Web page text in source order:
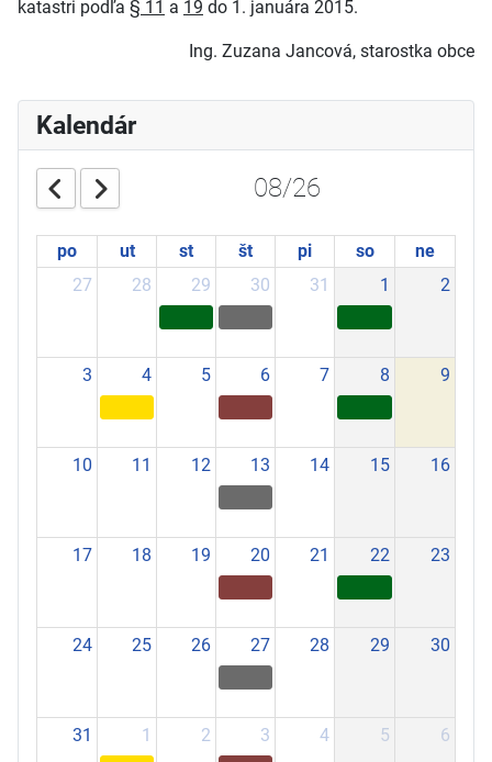
katastri podľa § 11 a 19 do 1. januára 2015.
Ing. Zuzana Jancová, starostka obce
Kalendár
08/26
po ut st št pi so
ne
27
28 29 30 31 1 2
3 4 5 6 7 8 9
10 11 12 13 14 15 16
17 18 19 20 21 22 23
24 25 26 27 28 29 30
31 1 2 3 4 5 6